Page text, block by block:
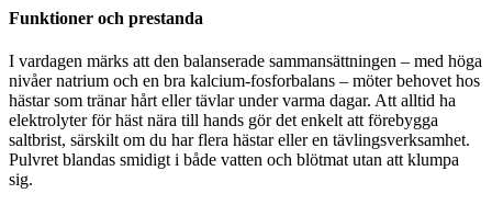
Funktioner och prestanda
I vardagen märks att den balanserade sammansättningen – med höga
nivåer natrium och en bra kalcium-fosforbalans – möter behovet hos
hästar som tränar hårt eller tävlar under varma dagar. Att alltid ha
elektrolyter för häst nära till hands gör det enkelt att förebygga
saltbrist, särskilt om du har flera hästar eller en tävlingsverksamhet.
Pulvret blandas smidigt i både vatten och blötmat utan att klumpa
sig.